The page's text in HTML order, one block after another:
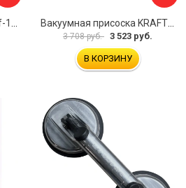
3 708 руб. 3 523 руб.
В КОРЗИНУ